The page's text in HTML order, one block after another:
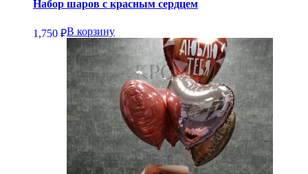
Набор шаров с красным сердцем
1,750 ₽В корзину